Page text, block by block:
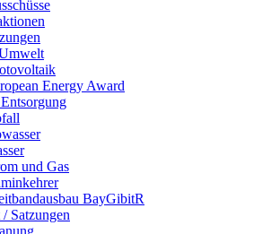
Energy Award
und Gas
BayGibitR
Satzungen